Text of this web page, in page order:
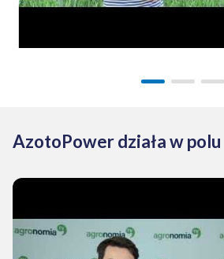
AzotoPower działa w polu